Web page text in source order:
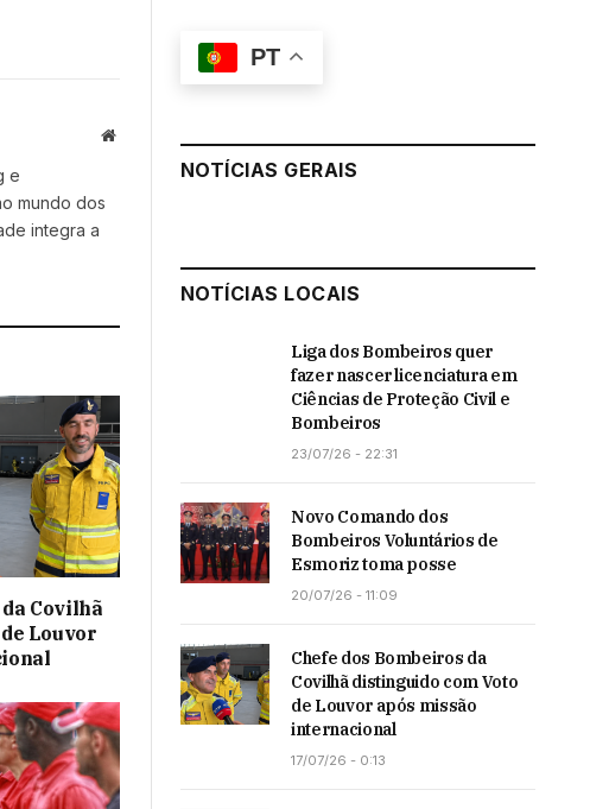
Website
e
mundo dos
integra a
Covilhã
Louvor
PT
NOTÍCIAS GERAIS
NOTÍCIAS LOCAIS
Liga dos Bombeiros quer
fazer nascer licenciatura em
Ciências de Proteção Civil e
Bombeiros
23/07/26 - 22:31
Novo Comando dos
Bombeiros Voluntários de
Esmoriz toma posse
20/07/26 - 11:09
Chefe dos Bombeiros da
Covilhã distinguido com Voto
de Louvor após missão
internacional
17/07/26 - 0:13